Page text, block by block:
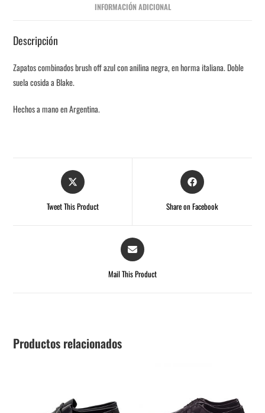
INFORMACIÓN ADICIONAL
Descripción
Zapatos combinados brush off azul con anilina negra, en horma italiana. Doble
suela cosida a Blake.
Hechos a mano en Argentina.
Tweet This Product Share on Facebook
Mail This Product
Productos relacionados